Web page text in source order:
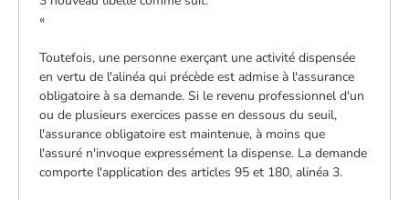
«
Toutefois, une personne exerçant une activité dispensée
en vertu de l'alinéa qui précède est admise à l'assurance
obligatoire à sa demande. Si le revenu professionnel d'un
ou de plusieurs exercices passe en dessous du seuil,
l'assurance obligatoire est maintenue, à moins que
l'assuré n'invoque expressément la dispense. La demande
comporte l'application des articles 95 et 180, alinéa 3.